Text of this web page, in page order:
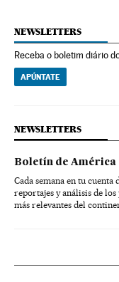
NEWSLETTERS
Receba o boletim diário
APÚNTATE
NEWSLETTERS
Boletín de América
Cada semana en tu
reportajes y análisis de
más relevantes del